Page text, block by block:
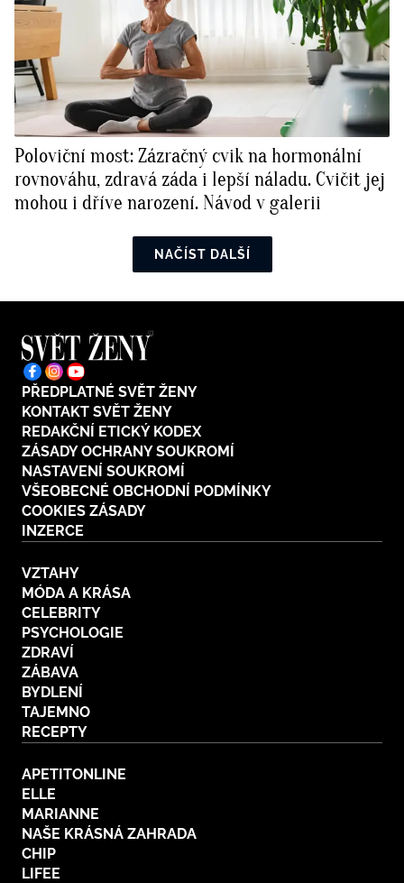
Poloviční most: Zázračný cvik na hormonální
rovnováhu, zdravá záda i lepší náladu. Cvičit jej
mohou i dříve narození. Návod v galerii
NAČÍST DALŠÍ
PŘEDPLATNÉ SVĚT ŽENY
KONTAKT SVĚT ŽENY
REDAKČNÍ ETICKÝ KODEX
ZÁSADY OCHRANY SOUKROMÍ
NASTAVENÍ SOUKROMÍ
VŠEOBECNÉ OBCHODNÍ PODMÍNKY
COOKIES ZÁSADY
INZERCE
VZTAHY
MÓDA A KRÁSA
CELEBRITY
PSYCHOLOGIE
ZDRAVÍ
ZÁBAVA
BYDLENÍ
TAJEMNO
RECEPTY
APETITONLINE
ELLE
MARIANNE
NAŠE KRÁSNÁ ZAHRADA
CHIP
LIFEE